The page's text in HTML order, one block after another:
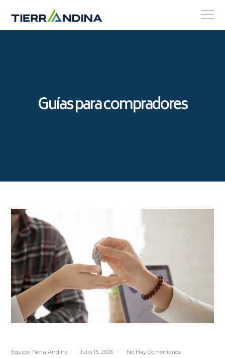
Guías para compradores
Equipo Tierra Andina Julio 15, 2026 No Hay Comentarios